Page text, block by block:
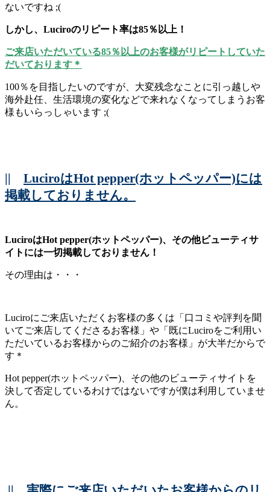
ないですね ;(
しかし、Luciroのリピート率は85％以上！
ご来店いただいている85％以上のお客様がリピートしていた
だいております＊
100％を目指したいのですが、大変残念なことに引っ越しや
海外赴任、生活環境の変化などで来れなくなってしまうお客
様もいらっしゃいます ;(
|| LuciroはHot pepper(ホットペッパー)には
掲載しておりません。
LuciroはHot pepper(ホットペッパー)、その他ビューティサ
イトには一切掲載しておりません！
その理由は・・・
Luciroにご来店いただくお客様の多くは「口コミや評判を聞
いてご来店してくださるお客様」や「既にLuciroをご利用い
ただいているお客様からのご紹介のお客様」が大半だからで
す＊
Hot pepper(ホットペッパー)、その他のビューティサイトを
決して否定しているわけではないですが僕は利用していませ
ん。